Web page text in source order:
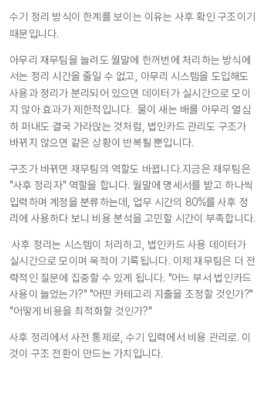
수기 정리 방식이 한계를 보이는 이유는 사후 확인 구조이기
때문입니다.
아무리 재무팀을 늘려도 월말에 한꺼번에 처리하는 방식에
서는 정리 시간을 줄일 수 없고, 아무리 시스템을 도입해도
사용과 정리가 분리되어 있으면 데이터가 실시간으로 모이
지 않아 효과가 제한적입니다.  물이 새는 배를 아무리 열심
히 퍼내도 결국 가라앉는 것처럼, 법인카드 관리도 구조가
바뀌지 않으면 같은 상황이 반복될 뿐입니다.
구조가 바뀌면 재무팀의 역할도 바뀝니다.지금은 재무팀은
"사후 정리자" 역할을 합니다. 월말에 명세서를 받고 하나씩
입력하며 계정을 분류하는데, 업무 시간의 80%를 사후 정
리에 사용하다 보니 비용 분석을 고민할 시간이 부족합니다.
사후 정리는 시스템이 처리하고, 법인카드 사용 데이터가
실시간으로 모이며 목적이 기록됩니다. 이제 재무팀은 더 전
략적인 질문에 집중할 수 있게 됩니다. "어느 부서 법인카드
사용이 늘었는가?" "어떤 카테고리 지출을 조정할 것인가?"
"어떻게 비용을 최적화할 것인가?"
사후 정리에서 사전 통제로, 수기 입력에서 비용 관리로. 이
것이 구조 전환이 만드는 가치입니다.